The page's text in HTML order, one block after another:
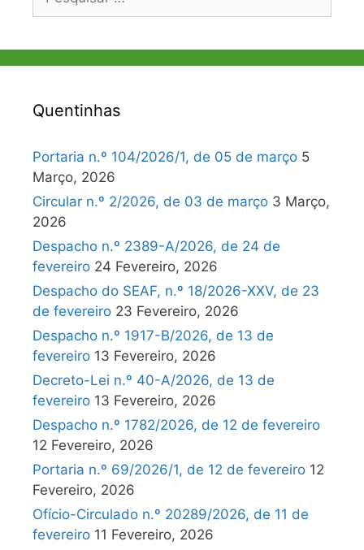
Quentinhas
Portaria n.º 104/2026/1, de 05 de março 5
Março, 2026
Circular n.º 2/2026, de 03 de março 3 Março,
2026
Despacho n.º 2389-A/2026, de 24 de
fevereiro 24 Fevereiro, 2026
Despacho do SEAF, n.º 18/2026-XXV, de 23
de fevereiro 23 Fevereiro, 2026
Despacho n.º 1917-B/2026, de 13 de
fevereiro 13 Fevereiro, 2026
Decreto-Lei n.º 40-A/2026, de 13 de
fevereiro 13 Fevereiro, 2026
Despacho n.º 1782/2026, de 12 de fevereiro
12 Fevereiro, 2026
Portaria n.º 69/2026/1, de 12 de fevereiro 12
Fevereiro, 2026
Ofício-Circulado n.º 20289/2026, de 11 de
fevereiro 11 Fevereiro, 2026